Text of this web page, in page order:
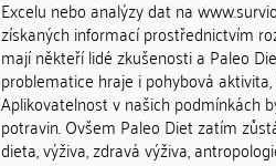
Excelu nebo analýzy dat na
získaných informací prostřednictvím
mají někteří lidé zkušenosti a Paleo
problematice hraje i pohybová
Aplikovatelnost v našich podmínkách
potravin. Ovšem Paleo Diet zatím
dieta, výživa, zdravá výživa,